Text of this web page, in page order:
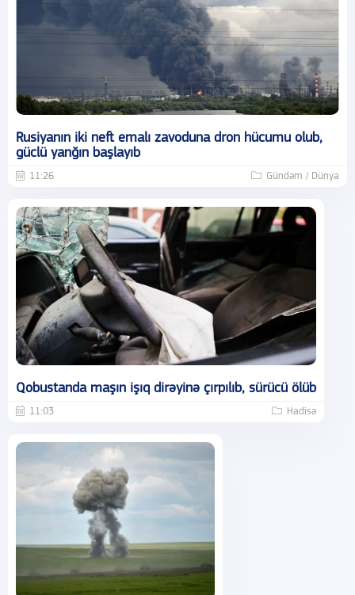
Rusiyanın iki neft emalı zavoduna dron hücumu olub,
güclü yanğın başlayıb
11:26 Gündəm / Dünya
Qobustanda maşın işıq dirəyinə çırpılıb, sürücü ölüb
11:03 Hadisə